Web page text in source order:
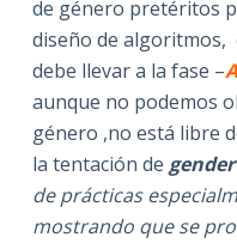
de género pretéritos
diseño de algoritmos,
debe llevar a la fase –
aunque no podemos
género ,no está libre
la tentación de
de prácticas
mostrando que se